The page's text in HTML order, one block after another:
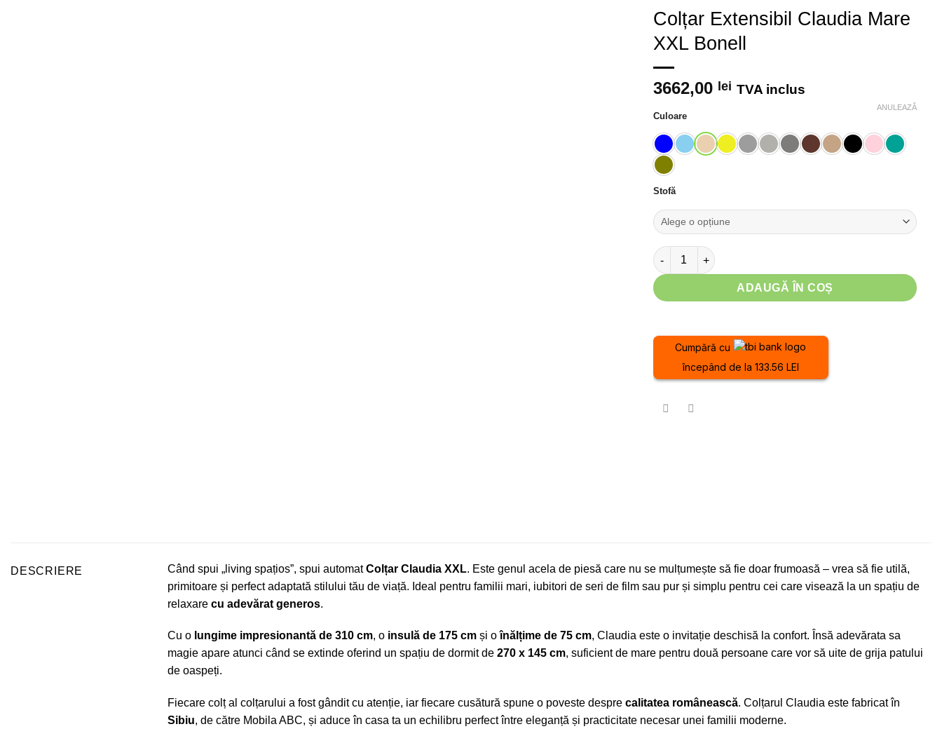
Colțar Extensibil Claudia Mare
XXL Bonell
3662,00 lei TVA inclus
Culoare
Stofă
ANULEAZĂ
Cantitate Colțar Extensibil Claudia Mare XXL Bonell
ADAUGĂ ÎN COȘ
Cumpără cu
începând de la 133.56 LEI
DESCRIERE Când spui „living spațios”, spui automatColțar Claudia XXL. Este genul acela de piesă care nu se mulțumește să fie doar frumoasă – vrea să fie utilă,
primitoare și perfect adaptată stilului tău de viață. Ideal pentru familii mari, iubitori de seri de film sau pur și simplu pentru cei care visează la un spațiu de
relaxare cu adevărat generos.
Cu o lungime impresionantă de 310 cm, o insulă de 175 cm și oînălțime de 75 cm, Claudia este o invitație deschisă la confort. Însă adevărata sa
magie apare atunci când se extinde oferind un spațiu de dormit de 270 x 145 cm, suficient de mare pentru două persoane care vor să uite de grija patului
de oaspeți.
Fiecare colț al colțarului a fost gândit cu atenție, iar fiecare cusătură spune o poveste despre calitatea românească. Colțarul Claudia este fabricat în
Sibiu, de către Mobila ABC, și aduce în casa ta un echilibru perfect între eleganță și practicitate necesar unei familii moderne.